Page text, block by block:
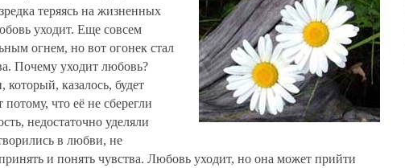
теряясь на жизненных
уходит. Еще совсем
огнем, но вот огонек стал
Почему уходит любовь?
казалось, будет
что её не сберегли
недостаточно уделяли
в любви, не
и понять чувства. Любовь уходит, но она может прийти